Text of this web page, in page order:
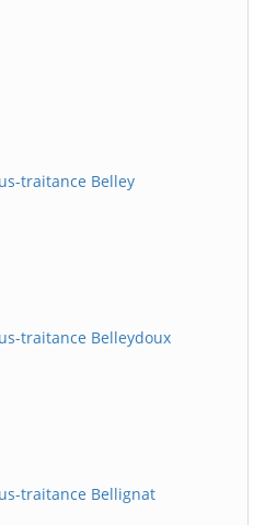
traitance Belley
traitance Belleydoux
traitance Bellignat